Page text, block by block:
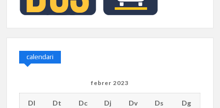
calendari
febrer 2023
Dl Dt Dc Dj Dv Ds Dg